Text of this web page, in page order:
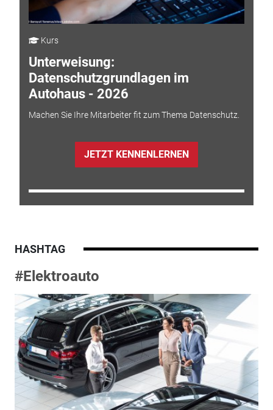
Kurs
Unterweisung:
Datenschutzgrundlagen im
Autohaus - 2026
Machen Sie Ihre Mitarbeiter fit zum Thema Datenschutz.
JETZT KENNENLERNEN
HASHTAG
#Elektroauto